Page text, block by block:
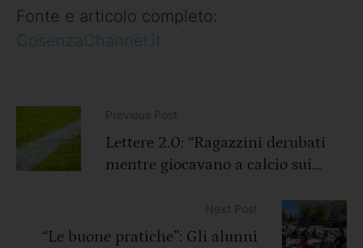
Fonte e articolo completo:
CosenzaChannel.it
Lettere 2.0: “Ragazzini derubati
mentre giocavano a calcio sui
“Le buone pratiche”: Gli alunni